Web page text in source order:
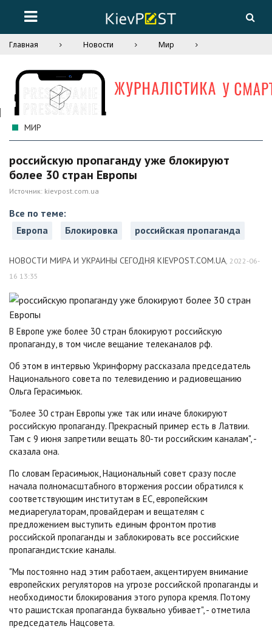
Главная Новости Мир
МИР
российскую пропаганду уже блокируют
более 30 стран Европы
Источник: kievpost.com.ua
Все по теме:
Европа
Блокировка российская пропаганда
НОВОСТИ МИРА И УКРАИНЫ СЕГОДНЯ KIEVPOST.COM.UA, 2022-06-
16 13:35
В Европе уже более 30 стран блокируют российскую
пропаганду, в том числе вещание телеканалов рф.
Об этом в интервью Укринформу рассказала председатель
Национального совета по телевидению и радиовещанию
Ольга Герасимьюк.
"Более 30 стран Европы уже так или иначе блокируют
российскую пропаганду. Прекрасный пример есть в Латвии.
Там с 9 июня запретили вещать 80-ти российским каналам", -
сказала она.
По словам Герасимьюк, Национальный совет сразу после
начала полномасштабного вторжения россии обратился к
соответствующим институтам в ЕС, европейским
медиарегулаторам, провайдерам и вещателям с
предложением выступить единым фронтом против
российской пропаганды и заблокировать все российские
пропагандистские каналы.
"Мы постоянно над этим работаем, акцентируем внимание
европейских регуляторов на угрозе российской пропаганды и
необходимости блокирования этого рупора кремля. Потому
что рашистская пропаганда буквально убивает", - отметила
председатель Нацсовета.